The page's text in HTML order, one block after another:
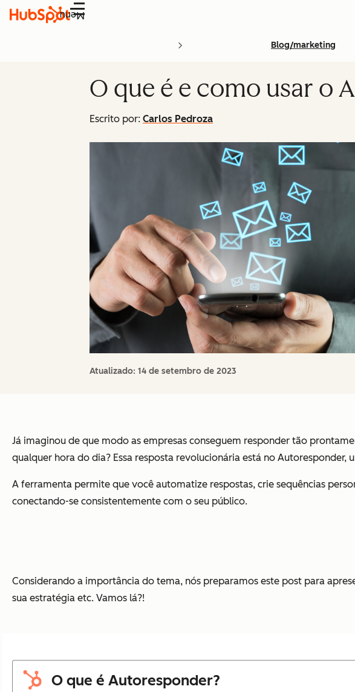
Menu
Blog/marketing
O que é e como usar o
Escrito por: Carlos Pedroza
Atualizado: 14 de setembro de 2023
Já imaginou de que modo as empresas conseguem responder tão
qualquer hora do dia? Essa resposta revolucionária está no
A ferramenta permite que você automatize respostas, crie sequências
conectando-se consistentemente com o seu público.
Considerando a importância do tema, nós preparamos este post para
sua estratégia etc. Vamos lá?!
O que é Autoresponder?